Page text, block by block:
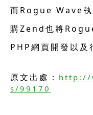
而Rogue Wave
購Zend也將
PHP網頁開發以及
原文出處： http://
s/99170